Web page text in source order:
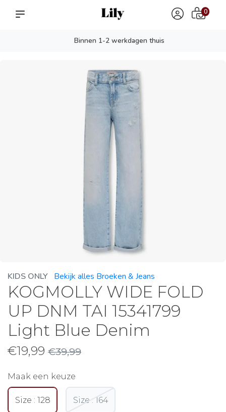
Binnen 1-2 werkdagen thuis
0
KIDS ONLY Bekijk alles Broeken & Jeans
KOGMOLLY WIDE FOLD
UP DNM TAI 15341799
Light Blue Denim
€19,99 €39,99
Maak een keuze
Size : 128 Size : 164